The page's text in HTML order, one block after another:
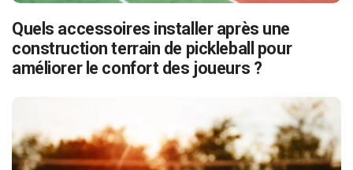
Quels accessoires installer après une
construction terrain de pickleball pour
améliorer le confort des joueurs ?